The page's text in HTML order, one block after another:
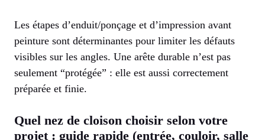
Les étapes d’enduit/ponçage et d’impression avant
peinture sont déterminantes pour limiter les défauts
visibles sur les angles. Une arête durable n’est pas
seulement “protégée” : elle est aussi correctement
préparée et finie.
Quel nez de cloison choisir selon votre
projet : guide rapide (entrée, couloir, salle